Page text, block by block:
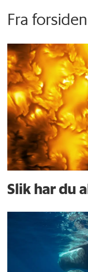
Fra forsiden
Slik har du